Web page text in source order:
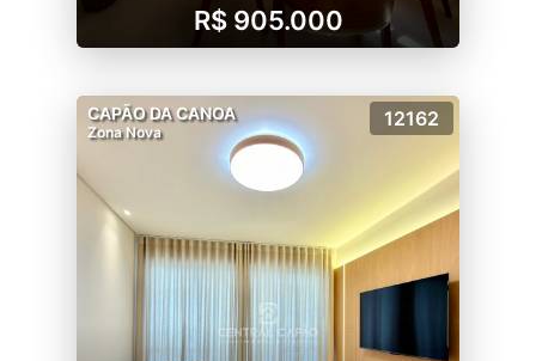
R$ 905.000
CAPÃO DA CANOA
Zona Nova
12162